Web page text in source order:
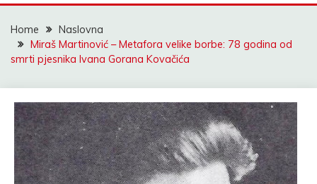
Home
Naslovna
Miraš Martinović – Metafora velike borbe: 78 godina od
smrti pjesnika Ivana Gorana Kovačića